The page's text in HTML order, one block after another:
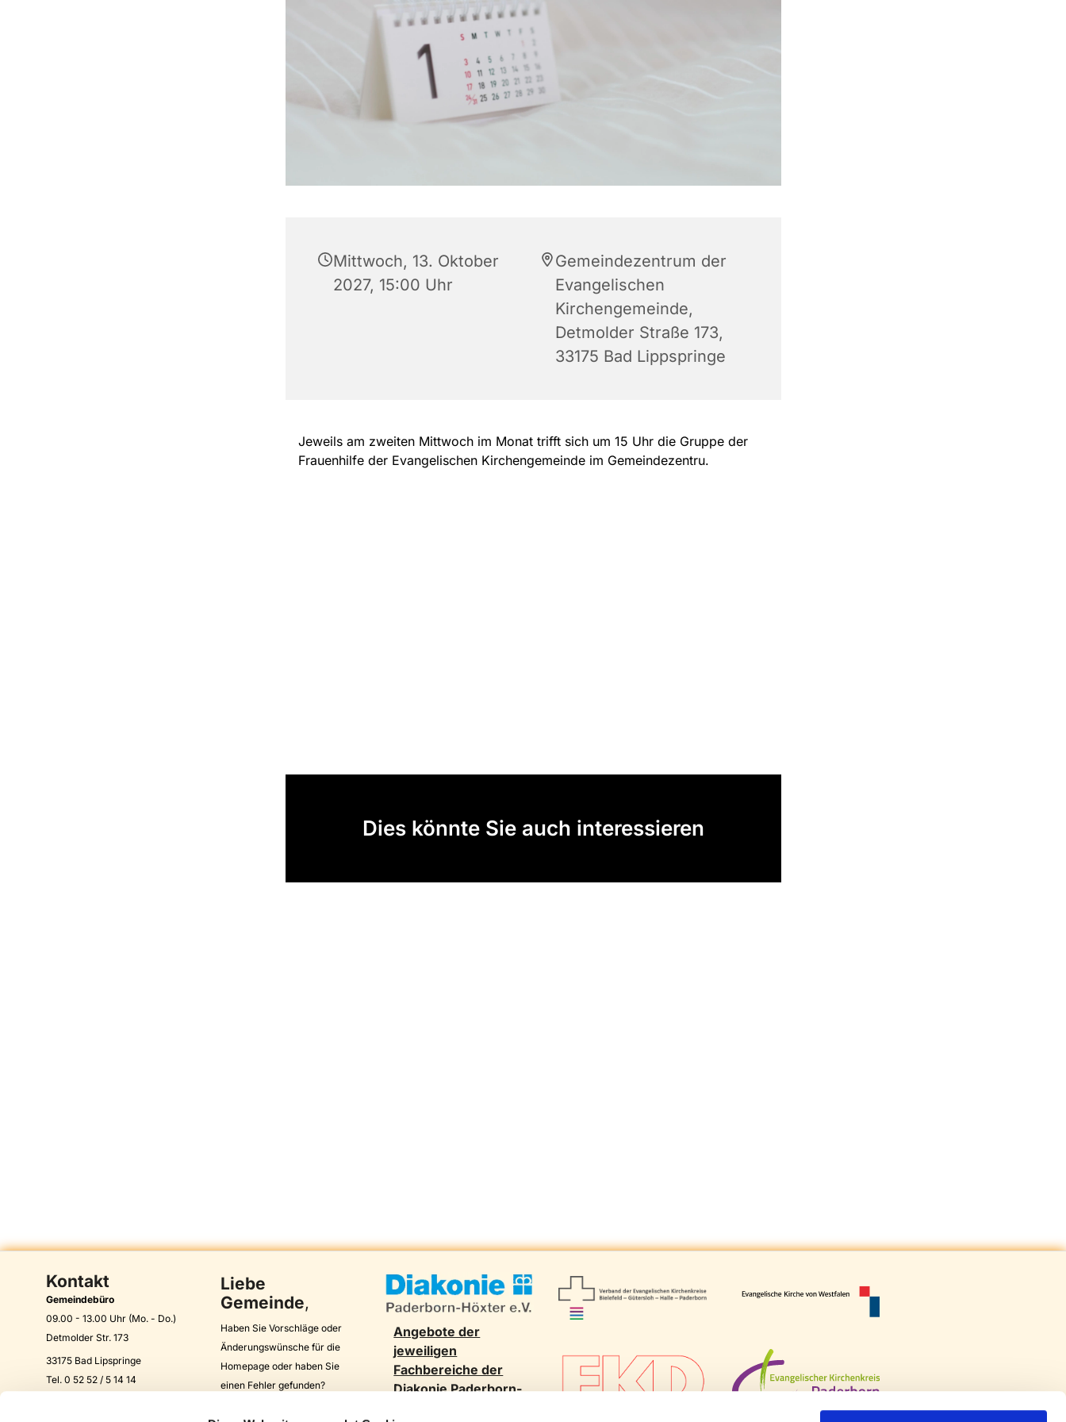
Mittwoch, 13. Oktober
2027, 15:00 Uhr
Gemeindezentrum der
Evangelischen
Kirchengemeinde,
Detmolder Straße 173,
33175 Bad Lippspringe
Jeweils am zweiten Mittwoch im Monat trifft sich um 15 Uhr die Gruppe der
Frauenhilfe der Evangelischen Kirchengemeinde im Gemeindezentru.
Dies könnte Sie auch interessieren
Kontakt
Gemeindebüro
09.00 - 13.00 Uhr (Mo. - Do.)
Detmolder Str. 173
33175 Bad Lipspringe
Tel. 0 52 52 / 5 14 14
Liebe
Gemeinde,
Haben Sie Vorschläge oder
Änderungswünsche für die
Homepage oder haben Sie
einen Fehler gefunden?
Angebote der
jeweiligen
Fachbereiche der
Diakonie Paderborn-